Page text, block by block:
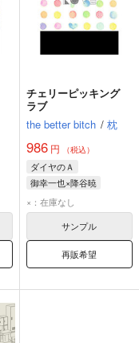
チェリーピッキング
ラブ
the better bitch / 枕
986円 （税込）
ダイヤのＡ
御幸一也×降谷暁
御幸一也
×：在庫なし
サンプル
再販希望